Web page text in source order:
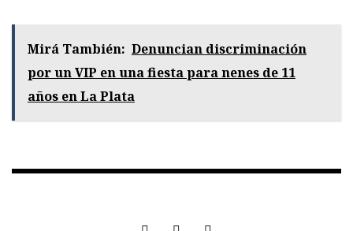
Mirá También: Denuncian discriminación
por un VIP en una fiesta para nenes de 11
años en La Plata